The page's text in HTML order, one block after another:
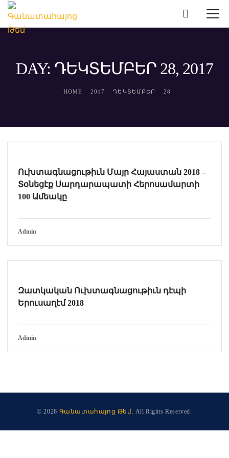
DAY: ԴԵԿՏԵՄԲԵՐ 28, 2017
HOME 2017 ԴԵԿՏԵՄԲԵՐ 28
Ուխտագնացութիւն Մայր Հայաստան 2018 –
Տօնեցէք Սարդարապատի Հերոսամարտի
100 Ամեակը
Admin
Զատկական Ուխտագնացութիւն դէպի
Երուսաղէմ 2018
Admin
© 2026 Գանատահայոց Թեմ. All Rights Reserved.